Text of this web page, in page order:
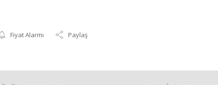
Fiyat Alarmı Paylaş